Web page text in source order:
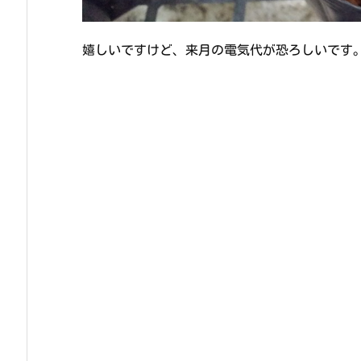
嬉しいですけど、来月の電気代が恐ろしいです